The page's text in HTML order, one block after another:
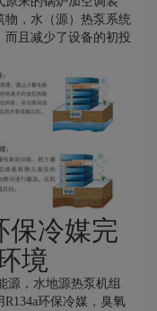
物，水（源）热泵系统
且减少了设备的初投
保冷媒完
境
源，水地源热泵机组
环保冷媒，臭氧